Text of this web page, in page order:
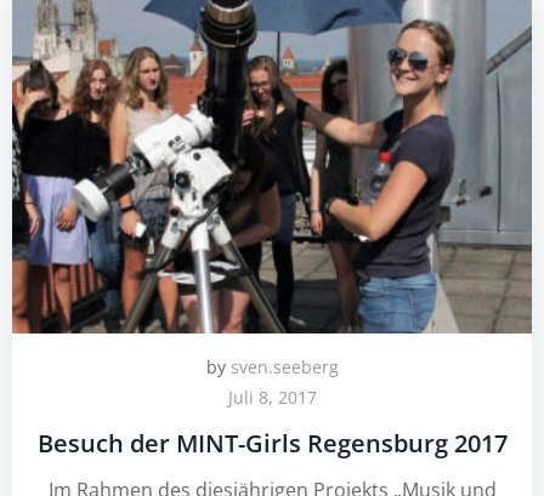
by sven.seeberg
Juli 8, 2017
Besuch der MINT-Girls Regensburg 2017
Im Rahmen des diesjährigen Projekts „Musik und